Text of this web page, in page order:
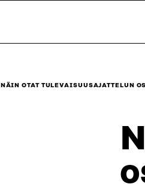
NÄIN OTAT TULEVAISUUSAJATTELUN